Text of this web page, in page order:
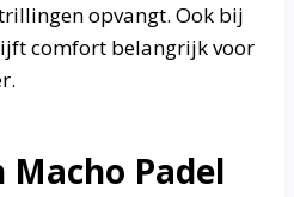
opvangt. Ook bij
comfort belangrijk voor
Padel